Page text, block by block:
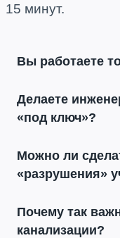
15 минут.
Вы работаете
Делаете
«под ключ»?
Можно ли
«разрушения»
Почему так
канализации?